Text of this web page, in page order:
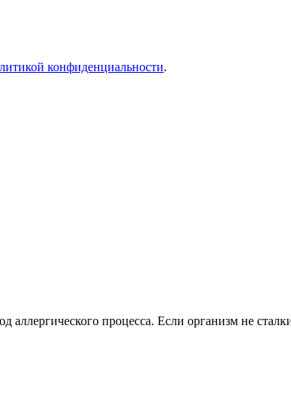
конфиденциальности.
процесса. Если организм не